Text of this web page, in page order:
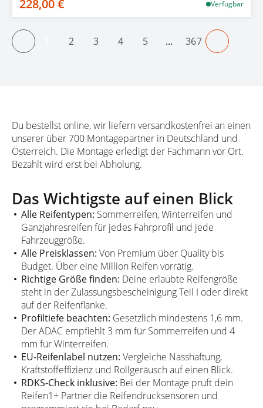
228,00 € Verfügbar
Vorheriger
SeiteSeite
2 Seite
3 Seite
4 Seite
5 ... Seite
367 Näheriger
Du bestellst online, wir liefern versandkostenfrei an einen
unserer über 700 Montagepartner in Deutschland und
Österreich. Die Montage erledigt der Fachmann vor Ort.
Bezahlt wird erst bei Abholung.
Das Wichtigste auf einen Blick
Alle Reifentypen: Sommerreifen, Winterreifen und
Ganzjahresreifen für jedes Fahrprofil und jede
Fahrzeuggröße.
Alle Preisklassen: Von Premium über Quality bis
Budget. Über eine Million Reifen vorrätig.
Richtige Größe finden: Deine erlaubte Reifengröße
steht in der Zulassungsbescheinigung Teil I oder direkt
auf der Reifenflanke.
Profiltiefe beachten: Gesetzlich mindestens 1,6 mm.
Der ADAC empfiehlt 3 mm für Sommerreifen und 4
mm für Winterreifen.
EU-Reifenlabel nutzen: Vergleiche Nasshaftung,
Kraftstoffeffizienz und Rollgeräusch auf einen Blick.
RDKS-Check inklusive: Bei der Montage prüft dein
Reifen1+ Partner die Reifendrucksensoren und